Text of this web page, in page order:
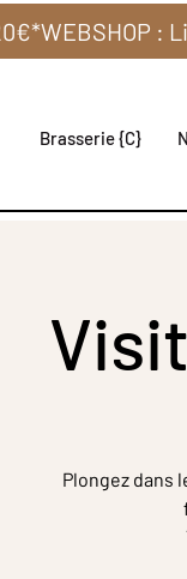
Brasserie {C}
Plongez dans